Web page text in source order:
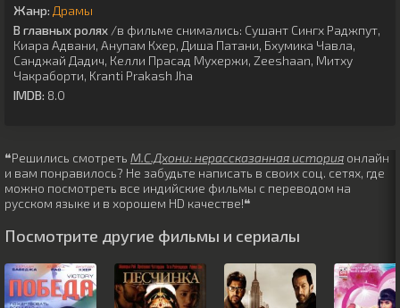
Жанр: Драмы
В главных ролях /в фильме снимались: Сушант Сингх Раджпут,
Киара Адвани, Анупам Кхер, Диша Патани, Бхумика Чавла,
Санджай Дадич, Келли Прасад Мухержи, Zeeshaan, Митху
Чакраборти, Kranti Prakash Jha
IMDB: 8.0
❝Решились смотреть М.С.Дхони: нерассказанная история онлайн
и вам понравилось? Не забудьте написать в своих соц. сетях, где
можно посмотреть все индийские фильмы с переводом на
русском языке и в хорошем HD качестве!❝
Посмотрите другие фильмы и сериалы